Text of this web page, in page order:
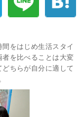
をはじめ生活スタイ
を比べることは大変
ちらが自分に適して